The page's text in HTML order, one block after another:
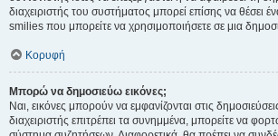
διαχειριστής του συστήματος μπορεί επίσης να θέσει
smilies που μπορείτε να χρησιμοποιήσετε σε μια
Κορυφή
Μπορώ να δημοσιεύω εικόνες;
Ναι, εικόνες μπορούν να εμφανίζονται στις
διαχειριστής επιτρέπει τα συνημμένα, μπορείτε να